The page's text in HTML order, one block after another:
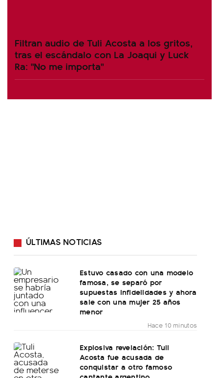
Filtran audio de Tuli Acosta a los gritos,
tras el escándalo con La Joaqui y Luck
Ra: "No me importa"
ÚLTIMAS NOTICIAS
Estuvo casado con una modelo
famosa, se separó por
supuestas infidelidades y ahora
sale con una mujer 25 años
menor
Hace 10 minutos
Explosiva revelación: Tuli
Acosta fue acusada de
conquistar a otro famoso